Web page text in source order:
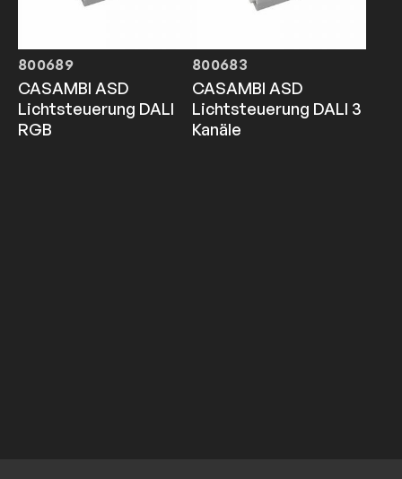
800689
CASAMBI ASD
Lichtsteuerung DALI
RGB
800683
CASAMBI ASD
Lichtsteuerung DALI 3
Kanäle